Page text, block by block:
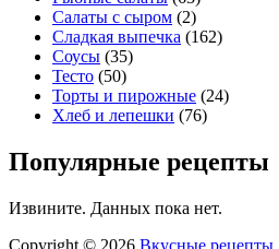
Салаты с сыром (2)
Сладкая выпечка (162)
Соусы (35)
Тесто (50)
Торты и пирожные (24)
Хлеб и лепешки (76)
Популярные рецепты
Извините. Данных пока нет.
Copyright © 2026 Вкусные рецепты